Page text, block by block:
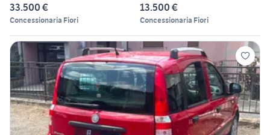
33.500 €
Concessionaria Fiori
13.500 €
Concessionaria Fiori